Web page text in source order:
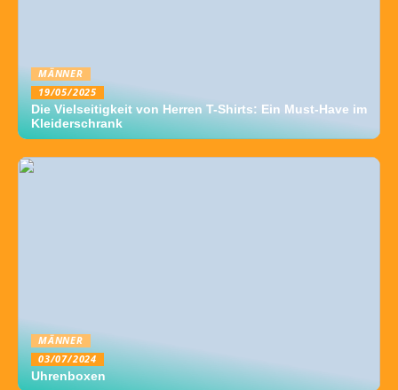
MÄNNER
19/05/2025
Die Vielseitigkeit von Herren T-Shirts: Ein Must-Have im
Kleiderschrank
MÄNNER
03/07/2024
Uhrenboxen